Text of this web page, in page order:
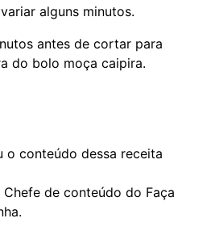
alguns minutos.
antes de cortar para
do bolo moça caipira.
o conteúdo dessa receita
de conteúdo do Faça